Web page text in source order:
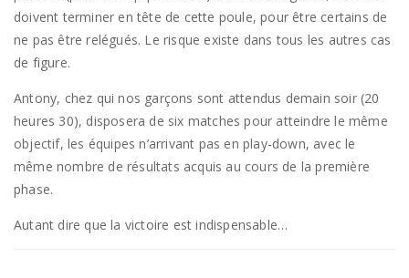
doivent terminer en tête de cette poule, pour être certains de
ne pas être relégués. Le risque existe dans tous les autres cas
de figure.
Antony, chez qui nos garçons sont attendus demain soir (20
heures 30), disposera de six matches pour atteindre le même
objectif, les équipes n’arrivant pas en play-down, avec le
même nombre de résultats acquis au cours de la première
phase.
Autant dire que la victoire est indispensable…